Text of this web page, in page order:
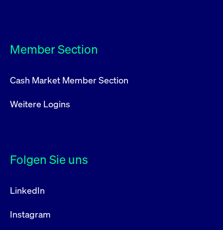
Member Section
Cash Market Member Section
Weitere Logins
Folgen Sie uns
LinkedIn
Instagram